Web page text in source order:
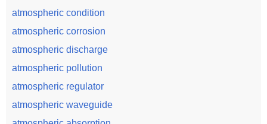
atmospheric condition
atmospheric corrosion
atmospheric discharge
atmospheric pollution
atmospheric regulator
atmospheric waveguide